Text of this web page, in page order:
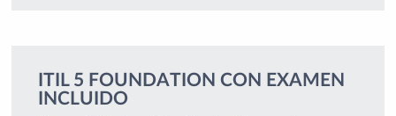
ITIL 5 FOUNDATION CON EXAMEN
INCLUIDO